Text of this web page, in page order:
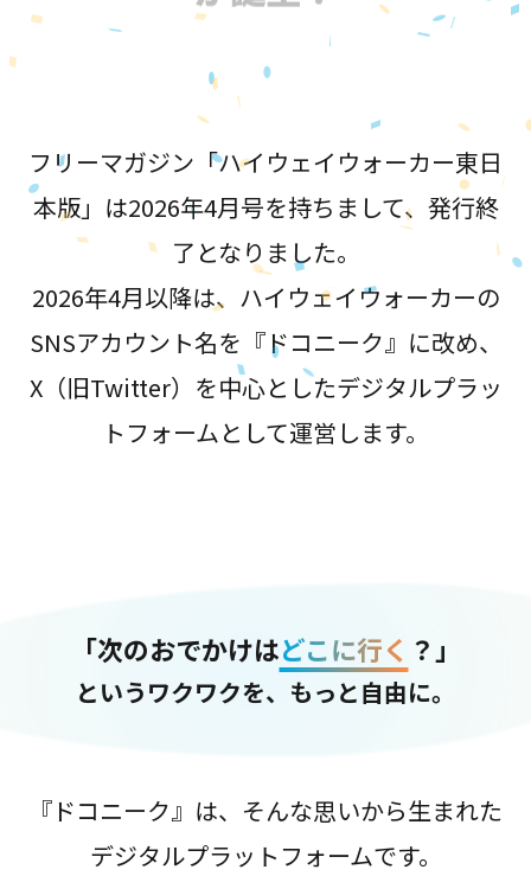
フリーマガジン「ハイウェイウォーカー東日
本版」は2026年4月号を持ちまして、発行終
了となりました。
2026年4月以降は、ハイウェイウォーカーの
SNSアカウント名を『ドコニーク』に改め、
X（旧Twitter）を中心としたデジタルプラッ
トフォームとして運営します。
「次のおでかけはどこに行く ？」
というワクワクを、もっと自由に。
『ドコニーク』は、そんな思いから生まれた
デジタルプラットフォームです。